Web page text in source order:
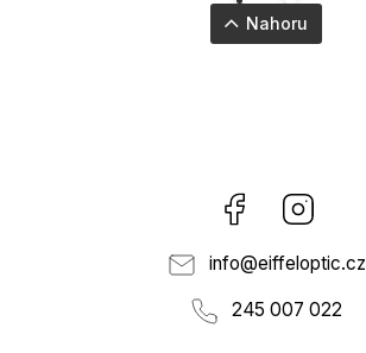
Nahoru
Facebook
info@eiffeloptic.cz
245 007 022